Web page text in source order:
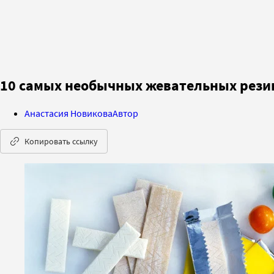
10 самых необычных жевательных
Анастасия НовиковаАвтор
Копировать ссылку